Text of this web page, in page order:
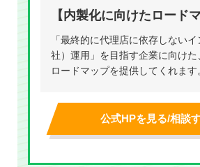
【内製化に向けたロード
「最終的に代理店に依存しない
社）運用」を目指す企業に向け
ロードマップを提供してくれます
公式HPを見る/相談